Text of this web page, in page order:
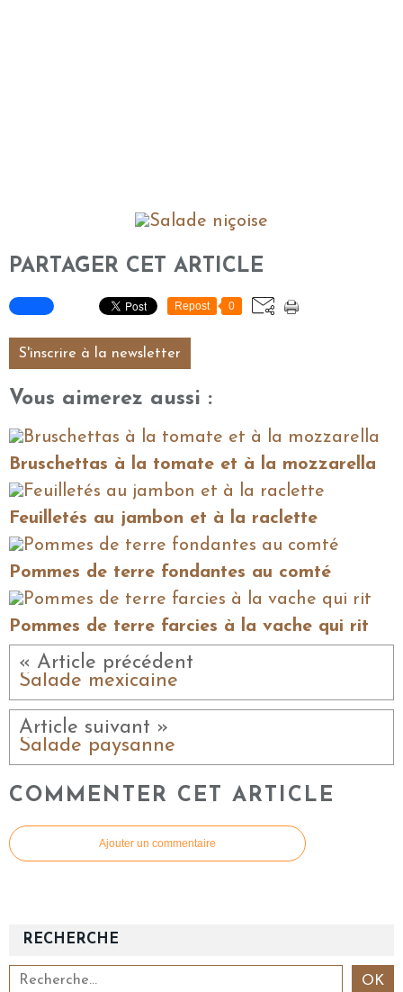
PARTAGER CET ARTICLE
Repost 0
S'inscrire à la newsletter
Vous aimerez aussi :
Bruschettas à la tomate et à la mozzarella
Feuilletés au jambon et à la raclette
Pommes de terre fondantes au comté
Pommes de terre farcies à la vache qui rit
« Article précédent
Salade mexicaine
Article suivant »
Salade paysanne
COMMENTER CET ARTICLE
Ajouter un commentaire
RECHERCHE